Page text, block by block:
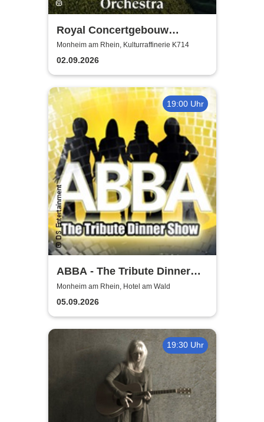
Royal Concertgebouw
Orchestra | Víkingur Ólafsson
Monheim am Rhein, Kulturraffinerie K714
02.09.2026
19:00 Uhr
ABBA - The Tribute Dinner
Show
Monheim am Rhein, Hotel am Wald
05.09.2026
19:30 Uhr